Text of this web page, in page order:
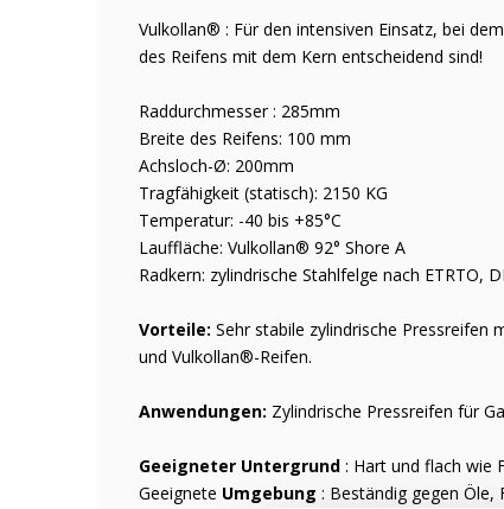
Vulkollan® : Für den intensiven Einsatz, bei
des Reifens mit dem Kern entscheidend sind!
Raddurchmesser : 285mm
Breite des Reifens: 100 mm
Achsloch-Ø: 200mm
Tragfähigkeit (statisch): 2150 KG
Temperatur: -40 bis +85°C
Lauffläche: Vulkollan® 92° Shore A
Radkern: zylindrische Stahlfelge nach ETRTO,
Vorteile: Sehr stabile zylindrische Pressreifen
und Vulkollan®-Reifen.
Anwendungen: Zylindrische Pressreifen für
Geeigneter Untergrund : Hart und flach wie
Geeignete Umgebung : Beständig gegen Öle,